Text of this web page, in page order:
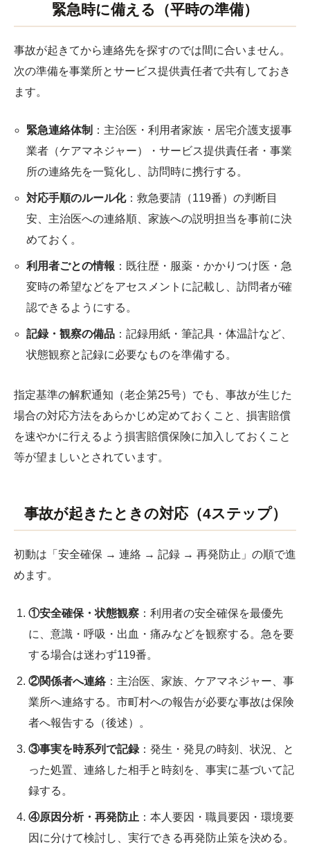
緊急時に備える（平時の準備）
事故が起きてから連絡先を探すのでは間に合いません。
次の準備を事業所とサービス提供責任者で共有しておき
ます。
緊急連絡体制 ：主治医・利用者家族・居宅介護支援事
業者（ケアマネジャー）・サービス提供責任者・事業
所の連絡先を一覧化し、訪問時に携行する。
対応手順のルール化：救急要請（119番）の判断目
安、主治医への連絡順、家族への説明担当を事前に決
めておく。
利用者ごとの情報 ：既往歴・服薬・かかりつけ医・急
変時の希望などをアセスメントに記載し、訪問者が確
認できるようにする。
記録・観察の備品 ：記録用紙・筆記具・体温計など、
状態観察と記録に必要なものを準備する。
指定基準の解釈通知（老企第25号）でも、事故が生じた
場合の対応方法をあらかじめ定めておくこと、損害賠償
を速やかに行えるよう損害賠償保険に加入しておくこと
等が望ましいとされています。
事故が起きたときの対応（4ステップ）
初動は「安全確保 → 連絡 → 記録 → 再発防止」の順で進
めます。
①安全確保・状態観察 ：利用者の安全確保を最優先
に、意識・呼吸・出血・痛みなどを観察する。急を要
する場合は迷わず119番。
②関係者へ連絡 ：主治医、家族、ケアマネジャー、事
業所へ連絡する。市町村への報告が必要な事故は保険
者へ報告する（後述）。
③事実を時系列で記録：発生・発見の時刻、状況、と
った処置、連絡した相手と時刻を、事実に基づいて記
録する。
④原因分析・再発防止 ：本人要因・職員要因・環境要
因に分けて検討し、実行できる再発防止策を決める。